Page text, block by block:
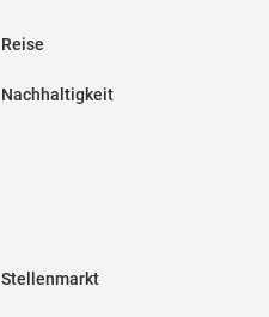
Reise
Nachhaltigkeit
Stellenmarkt